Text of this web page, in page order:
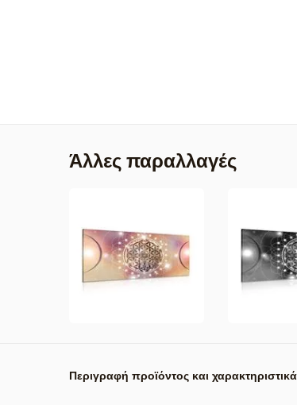
Άλλες παραλλαγές
Περιγραφή προϊόντος και χαρακτηριστικά